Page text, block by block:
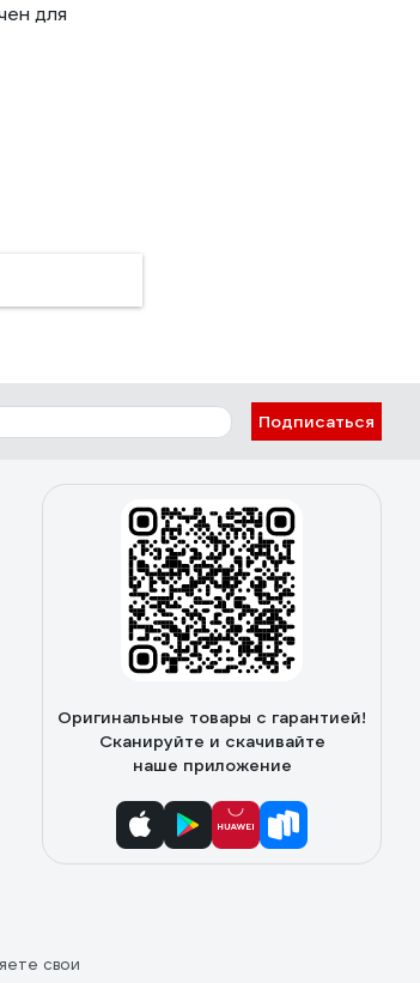
для
Подписаться
Оригинальные товары с гарантией!
Сканируйте и скачивайте
наше приложение
свои